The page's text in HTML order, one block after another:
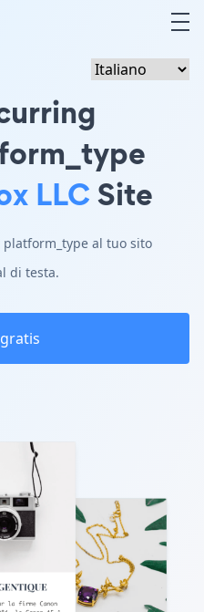
LLCSite
al tuo sito
di testa.